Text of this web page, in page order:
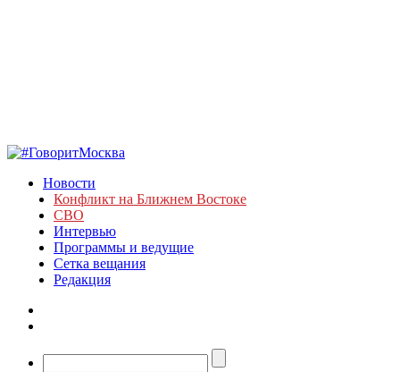
Новости
Конфликт на Ближнем Востоке
СВО
Интервью
Программы и ведущие
Сетка вещания
Редакция